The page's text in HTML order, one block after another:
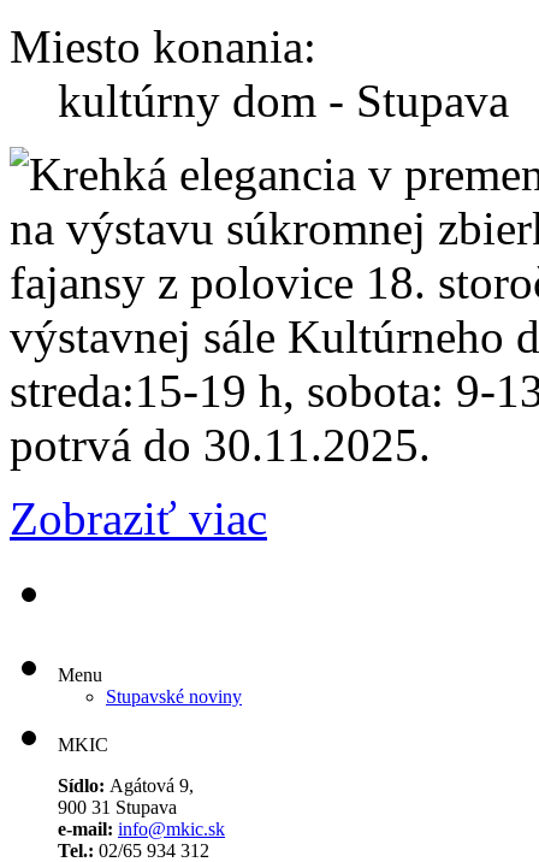
Miesto konania:
kultúrny dom - Stupava
na výstavu súkromnej
fajansy z polovice 18.
výstavnej sále Kultúrneho
streda:15-19 h, sobota: 9-
potrvá do 30.11.2025.
Zobraziť viac
Menu
Stupavské noviny
MKIC
Sídlo: Agátová 9,
900 31 Stupava
e-mail: info@mkic.sk
Tel.: 02/65 934 312